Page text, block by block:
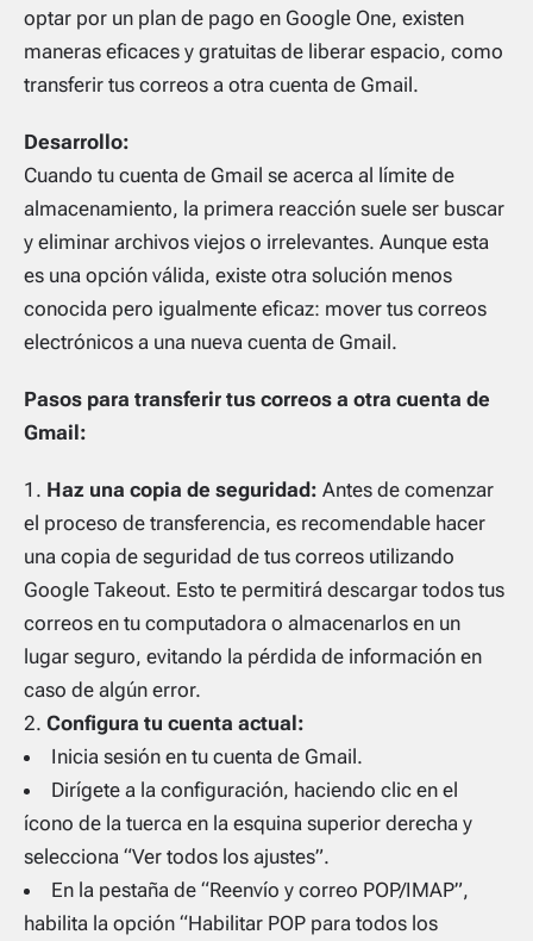
optar por un plan de pago en Google One, existen
maneras eficaces y gratuitas de liberar espacio, como
transferir tus correos a otra cuenta de Gmail.
Desarrollo:
Cuando tu cuenta de Gmail se acerca al límite de
almacenamiento, la primera reacción suele ser buscar
y eliminar archivos viejos o irrelevantes. Aunque esta
es una opción válida, existe otra solución menos
conocida pero igualmente eficaz: mover tus correos
electrónicos a una nueva cuenta de Gmail.
Pasos para transferir tus correos a otra cuenta de
Gmail:
Haz una copia de seguridad: Antes de comenzar
el proceso de transferencia, es recomendable hacer
una copia de seguridad de tus correos utilizando
Google Takeout. Esto te permitirá descargar todos tus
correos en tu computadora o almacenarlos en un
lugar seguro, evitando la pérdida de información en
caso de algún error.
Configura tu cuenta actual:
Inicia sesión en tu cuenta de Gmail.
Dirígete a la configuración, haciendo clic en el
ícono de la tuerca en la esquina superior derecha y
selecciona “Ver todos los ajustes”.
En la pestaña de “Reenvío y correo POP/IMAP”,
habilita la opción “Habilitar POP para todos los